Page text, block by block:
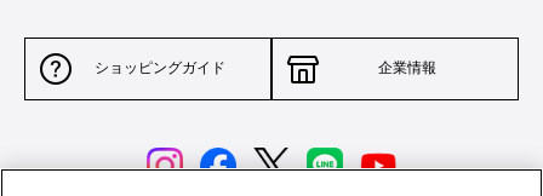
ショッピングガイド 企業情報